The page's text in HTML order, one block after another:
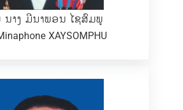
ນາງ ມີນາພອນ ໄຊສົມພູ
XAYSOMPHU